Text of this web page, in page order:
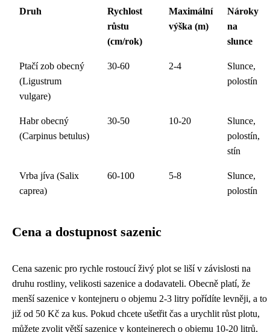
Druh
Rychlost
růstu
(cm/rok)
Maximální
výška (m)
Nároky
na
slunce
Ptačí zob obecný
(Ligustrum
vulgare)
30-60 2-4
Slunce,
polostín
Habr obecný
(Carpinus betulus)
30-50 10-20
Slunce,
polostín,
stín
Vrba jíva (Salix
caprea)
60-100 5-8
Slunce,
polostín
Cena a dostupnost sazenic
Cena sazenic pro rychle rostoucí živý plot se liší v závislosti na
druhu rostliny, velikosti sazenice a dodavateli. Obecně platí, že
menší sazenice v kontejneru o objemu 2-3 litry pořídíte levněji, a to
již od 50 Kč za kus. Pokud chcete ušetřit čas a urychlit růst plotu,
můžete zvolit větší sazenice v kontejnerech o objemu 10-20 litrů,